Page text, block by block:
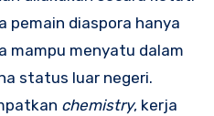
pemain diaspora hanya
mampu menyatu dalam
status luar negeri.
chemistry, kerja